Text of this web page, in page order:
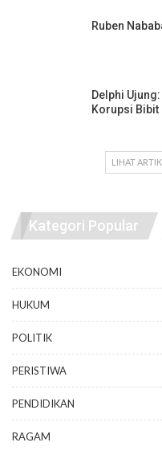
Ruben
Delphi
Korupsi Bibit
LIHAT
Kategori Popular
EKONOMI
HUKUM
POLITIK
PERISTIWA
PENDIDIKAN
RAGAM